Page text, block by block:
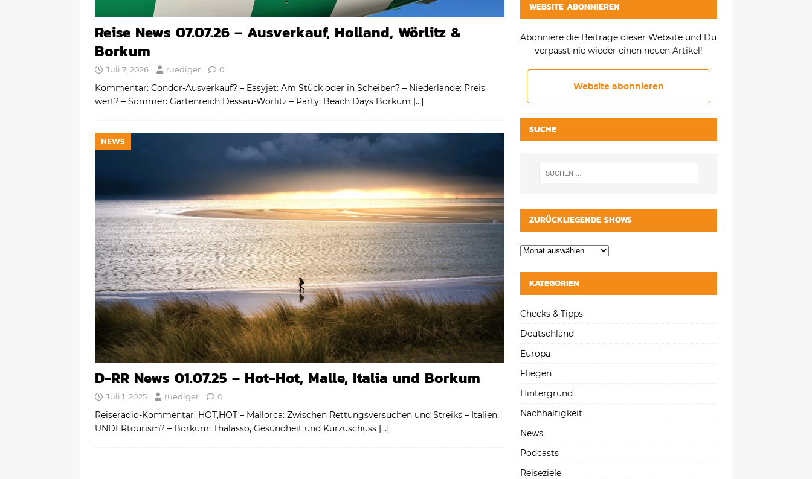
Reise News 07.07.26 – Ausverkauf, Holland, Wörlitz &
Borkum
Juli 7, 2026 ruediger 0
Kommentar: Condor-Ausverkauf? – Easyjet: Am Stück oder in Scheiben? – Niederlande: Preis
wert? – Sommer: Gartenreich Dessau-Wörlitz – Party: Beach Days Borkum […]
NEWS
D-RR News 01.07.25 – Hot-Hot, Malle, Italia und Borkum
Juli 1, 2025 ruediger 0
Reiseradio-Kommentar: HOT,HOT – Mallorca: Zwischen Rettungsversuchen und Streiks – Italien:
UNDERtourism? – Borkum: Thalasso, Gesundheit und Kurzuschuss […]
WEBSITE ABONNIEREN
Abonniere die Beiträge dieser Website und Du
verpasst nie wieder einen neuen Artikel!
Website abonnieren
SUCHE
ZURÜCKLIEGENDE SHOWS
KATEGORIEN
Checks & Tipps
Deutschland
Europa
Fliegen
Hintergrund
Nachhaltigkeit
News
Podcasts
Reiseziele